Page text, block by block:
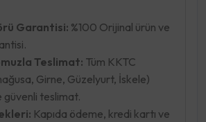
Garantisi: %100 Orijinal ürün ve
Teslimat: Tüm KKTC
Girne, Güzelyurt, İskele)
güvenli teslimat.
Kapıda ödeme, kredi kartı ve